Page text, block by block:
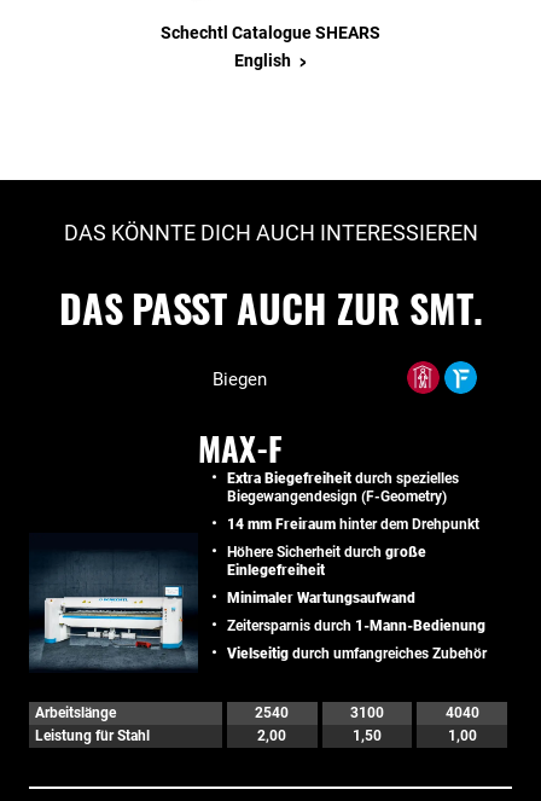
Schechtl Catalogue SHEARS
English >
DAS KÖNNTE DICH AUCH INTERESSIEREN
DAS PASST AUCH ZUR SMT.
Biegen
MAX-F
Extra Biegefreiheit durch spezielles
Biegewangendesign (F-Geometry)
14 mm Freiraum hinter dem Drehpunkt
Höhere Sicherheit durch große
Einlegefreiheit
Minimaler Wartungsaufwand
Zeitersparnis durch 1-Mann-Bedienung
Vielseitig durch umfangreiches Zubehör
Arbeitslänge 2540 3100
4040
Leistung für Stahl
2,00 1,50 1,00